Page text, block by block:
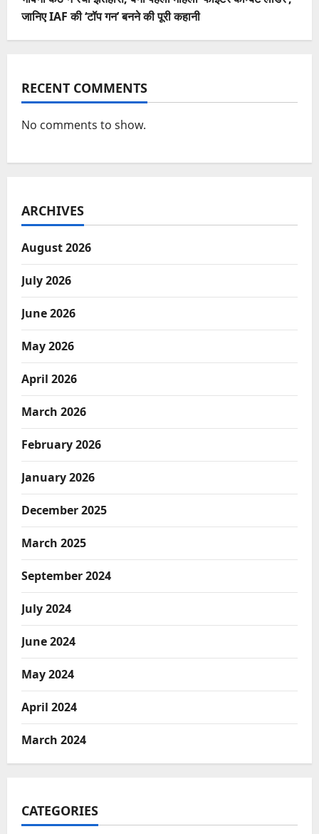
जानिए IAF की ‘टॉप गन’ बनने की पूरी कहानी
RECENT COMMENTS
No comments to show.
ARCHIVES
August 2026
July 2026
June 2026
May 2026
April 2026
March 2026
February 2026
January 2026
December 2025
March 2025
September 2024
July 2024
June 2024
May 2024
April 2024
March 2024
CATEGORIES